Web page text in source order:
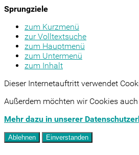
Sprungziele
zum Kurzmenü
zur Volltextsuche
zum Hauptmenü
zum Untermenü
zum Inhalt
Dieser Internetauftritt verwendet
Außerdem möchten wir Cookies
Mehr dazu in unserer
Ablehnen Einverstanden